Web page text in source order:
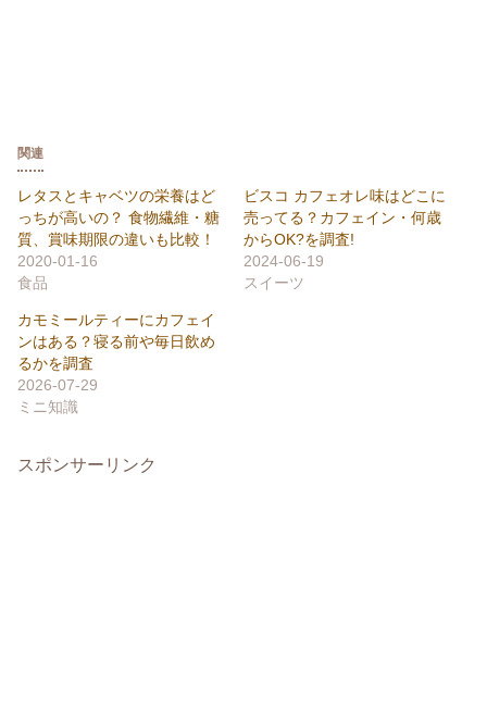
関連
レタスとキャベツの栄養はど
っちが高いの？ 食物繊維・糖
質、賞味期限の違いも比較！
2020-01-16
食品
ビスコ カフェオレ味はどこに
売ってる？カフェイン・何歳
からOK?を調査!
2024-06-19
スイーツ
カモミールティーにカフェイ
ンはある？寝る前や毎日飲め
るかを調査
2026-07-29
ミニ知識
スポンサーリンク